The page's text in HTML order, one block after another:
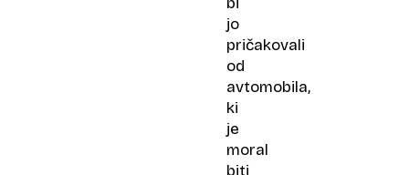
jo
pričakovali
od
avtomobila,
ki
je
moral
biti